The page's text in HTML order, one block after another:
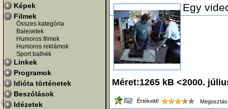
Képek
Filmek
Összes kategória
Balesetek
Humoros filmek
Humoros reklámok
Sport balhék
Linkek
Programok
Idióta történetek
Beszólások
Idézetek
Egy
Méret:1265 kB <2000.
Értékeld!